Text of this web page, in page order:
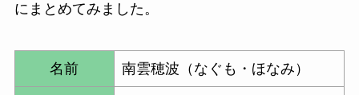
にまとめてみました。
名前 南雲穂波（なぐも・ほなみ）